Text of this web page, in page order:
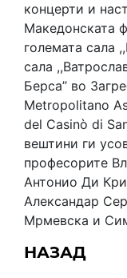
концерти и
Македонската
големата сала
сала
Берса’’ во
Metropolitano
del Casinò di
вештини ги
професорите
Антонио Ди
Александар
Мрмевска и
НАЗАД